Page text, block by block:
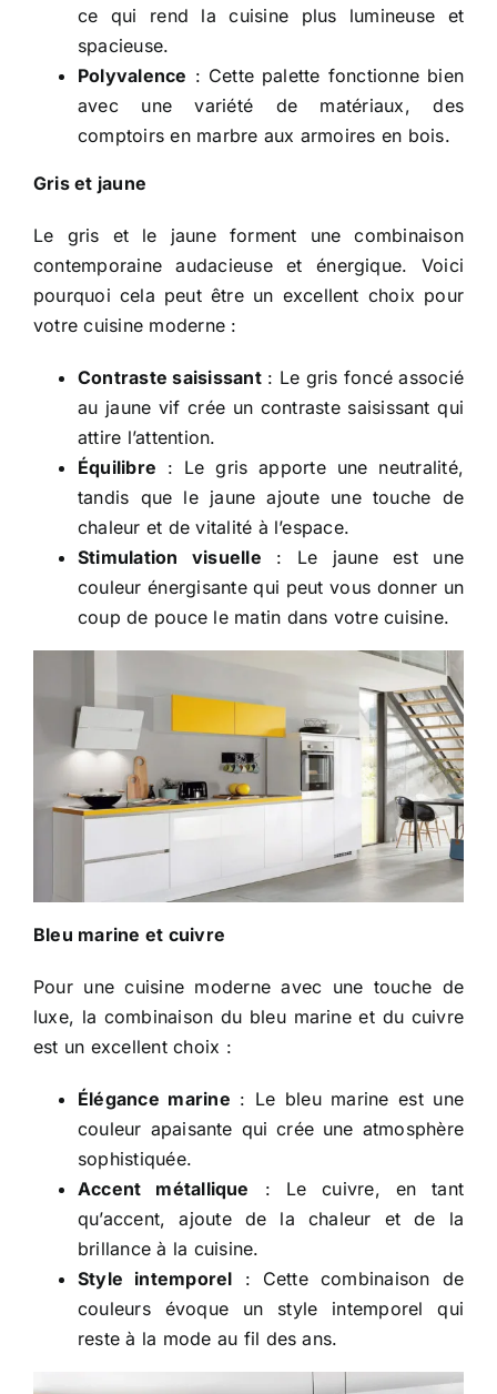
ce qui rend la cuisine plus lumineuse et
spacieuse.
Polyvalence : Cette palette fonctionne bien
avec une variété de matériaux, des
comptoirs en marbre aux armoires en bois.
Gris et jaune
Le gris et le jaune forment une combinaison
contemporaine audacieuse et énergique. Voici
pourquoi cela peut être un excellent choix pour
votre cuisine moderne :
Contraste saisissant: Le gris foncé associé
au jaune vif crée un contraste saisissant qui
attire l’attention.
Équilibre : Le gris apporte une neutralité,
tandis que le jaune ajoute une touche de
chaleur et de vitalité à l’espace.
Stimulation visuelle : Le jaune est une
couleur énergisante qui peut vous donner un
coup de pouce le matin dans votre cuisine.
Bleu marine et cuivre
Pour une cuisine moderne avec une touche de
luxe, la combinaison du bleu marine et du cuivre
est un excellent choix :
Élégance marine : Le bleu marine est une
couleur apaisante qui crée une atmosphère
sophistiquée.
Accent métallique : Le cuivre, en tant
qu’accent, ajoute de la chaleur et de la
brillance à la cuisine.
Style intemporel : Cette combinaison de
couleurs évoque un style intemporel qui
reste à la mode au fil des ans.